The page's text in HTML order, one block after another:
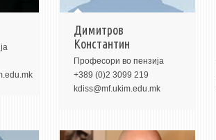
Димитров
Константин
Професори во пензија
+389 (0)2 3099 219
kdiss@mf.ukim.edu.mk